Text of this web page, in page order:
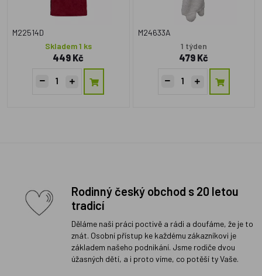
M22514D
Skladem 1 ks
449 Kč
M24633A
1 týden
479 Kč
Rodinný český obchod s 20 letou
tradicí
Děláme naši práci poctivě a rádi a doufáme, že je to
znát. Osobní přístup ke každému zákazníkovi je
základem našeho podnikání. Jsme rodiče dvou
úžasných dětí, a i proto víme, co potěší ty Vaše.